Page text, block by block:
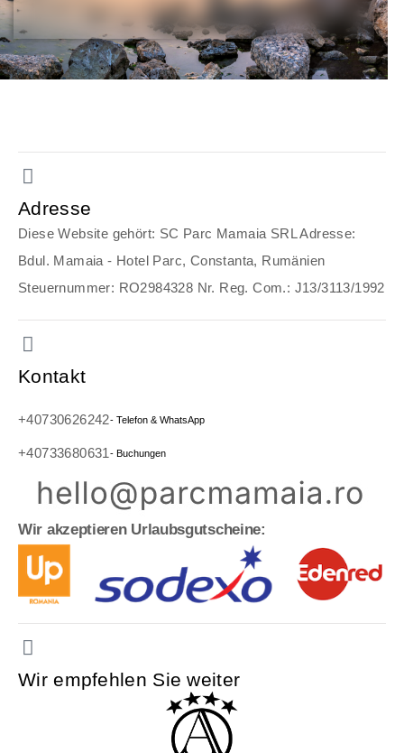
Adresse
Diese Website gehört: SC Parc Mamaia SRL Adresse:
Bdul. Mamaia - Hotel Parc, Constanta, Rumänien
Steuernummer: RO2984328 Nr. Reg. Com.: J13/3113/1992
Kontakt
+40730626242- Telefon & WhatsApp
+40733680631 - Buchungen
Wir akzeptieren Urlaubsgutscheine:
Wir empfehlen Sie weiter